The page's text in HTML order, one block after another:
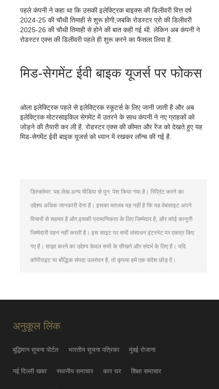
पहले कंपनी ने कहा था कि उसकी इलेक्ट्रिक बाइक्स की डिलीवरी वित्त वर्ष
2024-25 की चौथी तिमाही से शुरू होगी,जबकि रोडस्टर प्रो की डिलीवरी
2025-26 की चौथी तिमाही से होने की बात कही गई थी. लेकिन अब कंपनी ने
रोडस्टर एक्स की डिलीवरी पहले ही शुरू करने का फैसला लिया है.
मिड-सेगमेंट ईवी बाइक यूजर्स पर फोकस
ओला इलेक्ट्रिक पहले से इलेक्ट्रिक स्कूटर्स के लिए जानी जाती है और अब
इलेक्ट्रिक मोटरसाइकिल सेगमेंट में उतरने के साथ कंपनी ने नए ग्राहकों को
जोड़ने की तैयारी कर ली है. रोडस्टर एक्स की कीमत और रेंज को देखते हुए यह
मिड-सेगमेंट ईवी बाइक यूजर्स को ध्यान में रखकर लॉन्च की गई है.
डिस्क्लेमर: यह लेख अन्य मीडिया से पुन: पेश किया गया है। रिप्रिंट करने का
उद्देश्य अधिक जानकारी देना है। इसका मतलब यह नहीं है कि यह वेबसाइट अपने
विचारों से सहमत है और इसकी प्रामाणिकता के लिए जिम्मेदार है, और कोई कानूनी
जिम्मेदारी वहन नहीं करती है। इस साइट पर सभी संसाधन इंटरनेट पर एकत्र किए
गए हैं। साझा करने का उद्देश्य केवल सभी के सीखने और संदर्भ के लिए है। यदि
कॉपीराइट या बौद्धिक संपदा उल्लंघन है, तो कृपया हमें एक संदेश छोड़ दें।
अनुकूल लिंक
बुद्धिमान सूचना पोर्टल भारतीय सूचना पत्रिका मुंबई रोजाना
नई दिल्ली खबर स्थानीय समाचार कार घर शिक्षा समाचार